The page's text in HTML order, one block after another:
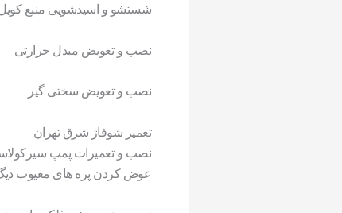
شستشو و اسیدشویی منبع
نصب و تعویض مبدل حرارتی
نصب و تعویض سختی گیر
تعمیر شوفاژ شرق تهران
نصب و تعمیرات پمپ
عوض کردن پره های معیوب